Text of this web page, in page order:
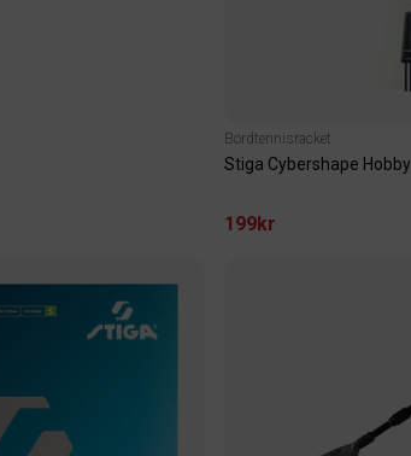
Bordtennisracket
Stiga Cybershape Hobby
199kr